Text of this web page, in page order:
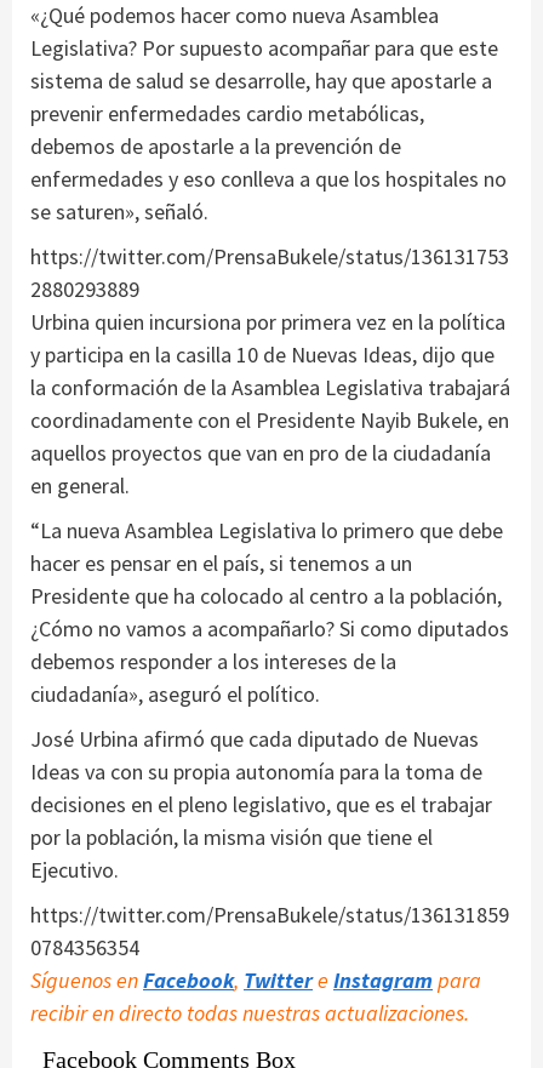
«¿Qué podemos hacer como nueva Asamblea
Legislativa? Por supuesto acompañar para que este
sistema de salud se desarrolle, hay que apostarle a
prevenir enfermedades cardio metabólicas,
debemos de apostarle a la prevención de
enfermedades y eso conlleva a que los hospitales no
se saturen», señaló.
https://twitter.com/PrensaBukele/status/136131753
2880293889
Urbina quien incursiona por primera vez en la política
y participa en la casilla 10 de Nuevas Ideas, dijo que
la conformación de la Asamblea Legislativa trabajará
coordinadamente con el Presidente Nayib Bukele, en
aquellos proyectos que van en pro de la ciudadanía
en general.
“La nueva Asamblea Legislativa lo primero que debe
hacer es pensar en el país, si tenemos a un
Presidente que ha colocado al centro a la población,
¿Cómo no vamos a acompañarlo? Si como diputados
debemos responder a los intereses de la
ciudadanía», aseguró el político.
José Urbina afirmó que cada diputado de Nuevas
Ideas va con su propia autonomía para la toma de
decisiones en el pleno legislativo, que es el trabajar
por la población, la misma visión que tiene el
Ejecutivo.
https://twitter.com/PrensaBukele/status/136131859
0784356354
Síguenos enFacebook, Twittere Instagram para
recibir en directo todas nuestras actualizaciones.
Facebook Comments Box